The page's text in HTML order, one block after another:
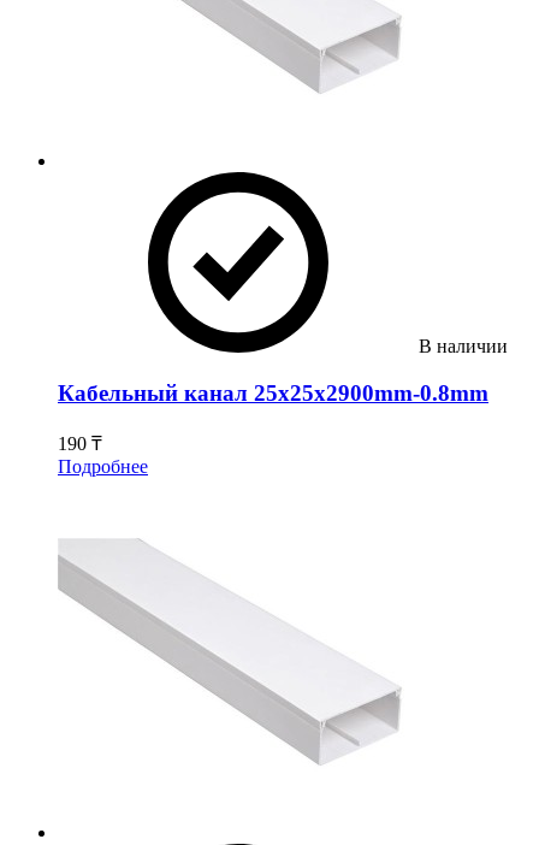
В наличии
Кабельный канал 25x25x2900mm-0.8mm
190 ₸
Подробнее